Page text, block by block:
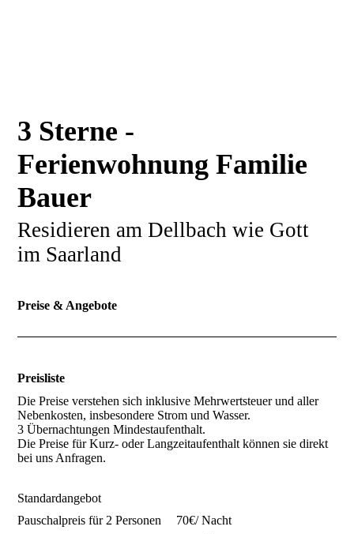
3 Sterne -
Ferienwohnung Familie
Bauer
Residieren am Dellbach wie Gott
im Saarland
Preise & Angebote
Preisliste
Die Preise verstehen sich inklusive Mehrwertsteuer und aller
Nebenkosten, insbesondere Strom und Wasser.
3 Übernachtungen Mindestaufenthalt.
Die Preise für Kurz- oder Langzeitaufenthalt können sie direkt
bei uns Anfragen.
Standardangebot
Pauschalpreis für 2 Personen
70€/ Nacht